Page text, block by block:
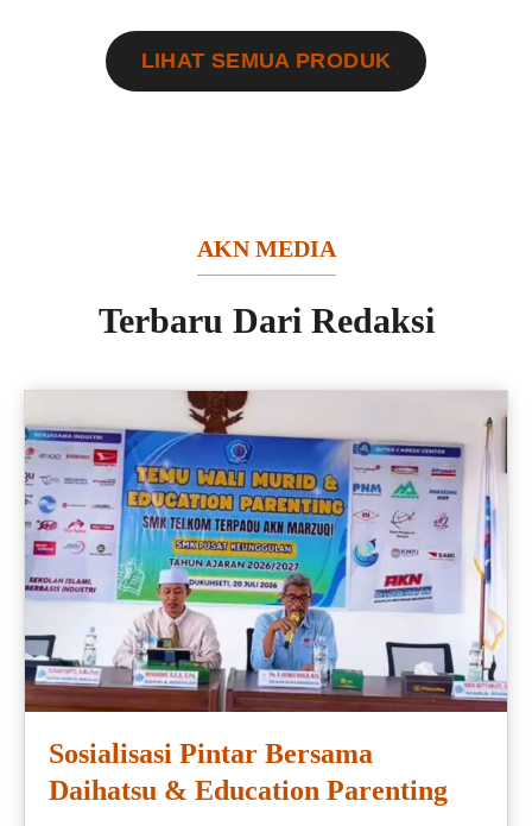
LIHAT SEMUA PRODUK
AKN MEDIA
Terbaru Dari Redaksi
Sosialisasi Pintar Bersama
Daihatsu & Education Parenting